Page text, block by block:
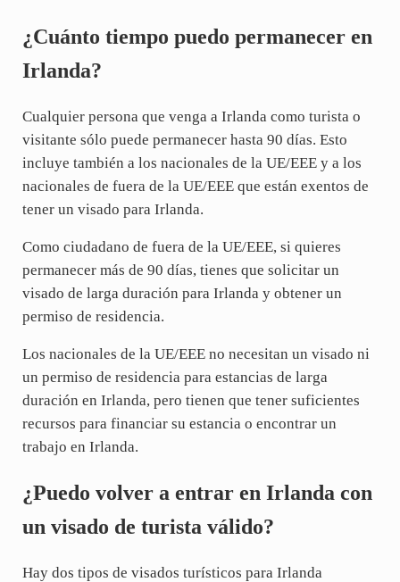
¿Cuánto tiempo puedo permanecer en
Irlanda?
Cualquier persona que venga a Irlanda como turista o
visitante sólo puede permanecer hasta 90 días. Esto
incluye también a los nacionales de la UE/EEE y a los
nacionales de fuera de la UE/EEE que están exentos de
tener un visado para Irlanda.
Como ciudadano de fuera de la UE/EEE, si quieres
permanecer más de 90 días, tienes que solicitar un
visado de larga duración para Irlanda y obtener un
permiso de residencia.
Los nacionales de la UE/EEE no necesitan un visado ni
un permiso de residencia para estancias de larga
duración en Irlanda, pero tienen que tener suficientes
recursos para financiar su estancia o encontrar un
trabajo en Irlanda.
¿Puedo volver a entrar en Irlanda con
un visado de turista válido?
Hay dos tipos de visados turísticos para Irlanda